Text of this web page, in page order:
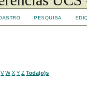
PESQUISA
V W X Y Z Toda(o)s